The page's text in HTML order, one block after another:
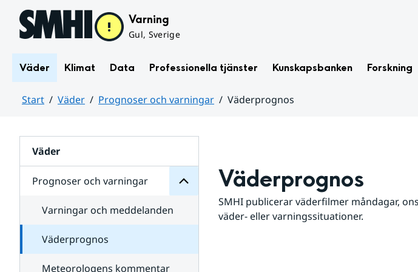
Hoppa till sidans innehåll Varning
Gul, Sverige
Väder Klimat Data Professionella tjänster Kunskapsbanken Forskning
Start Väder Prognoser och varningar
Väderprognos
Väder
Prognoser och varningar
för
varningar
Varningar och meddelanden
Väderprognos
Meteorologens kommentar
Väderprognos
SMHI publicerar väderfilmer måndagar,
väder- eller varningssituationer.